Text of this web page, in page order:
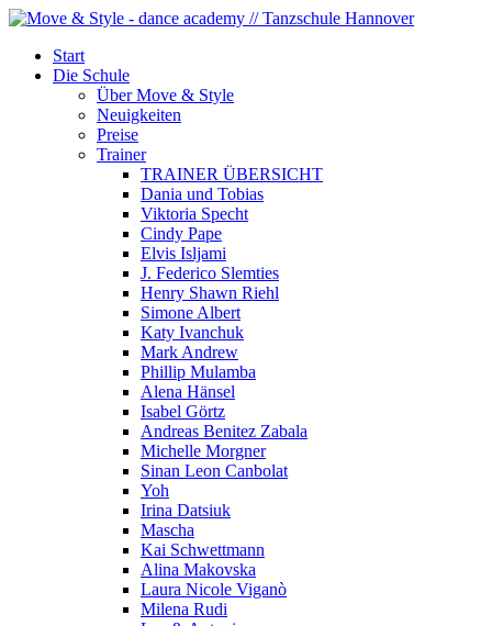
Start
Die Schule
Über Move & Style
Neuigkeiten
Preise
Trainer
TRAINER ÜBERSICHT
Dania und Tobias
Viktoria Specht
Cindy Pape
Elvis Isljami
J. Federico Slemties
Henry Shawn Riehl
Simone Albert
Katy Ivanchuk
Mark Andrew
Phillip Mulamba
Alena Hänsel
Isabel Görtz
Andreas Benitez Zabala
Michelle Morgner
Sinan Leon Canbolat
Yoh
Irina Datsiuk
Mascha
Kai Schwettmann
Alina Makovska
Laura Nicole Viganò
Milena Rudi